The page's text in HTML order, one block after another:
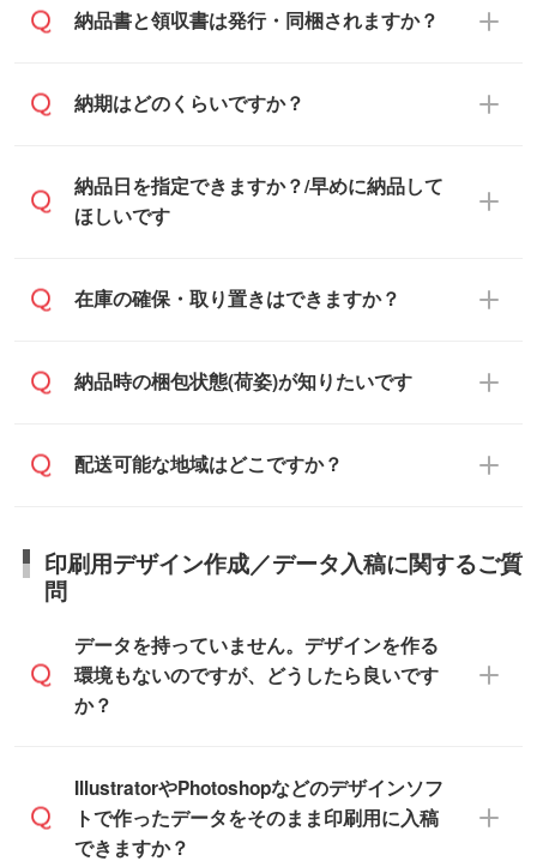
基本的には先入金をお願いしております
に対応可能です。
人様からご注文いただく場合でも、お支払
い元が学校や幼稚園・保育園であれば、同
す。
納品書と領収書は発行・同梱されますか？
納品書・領収書は ご依頼をいただいた場合
でお送りします。
原本の郵送をご希望の場合は、担当スタッ
備考欄』よりお知らせください。
納期はどのくらいですか？
・印刷する場合(500個程度)
ご入金、イメージ画像の校了から約2週間
・商品のみ注文する場合(サンプル購入を含
ます。
納期は商品や数量、印刷方法、ご納品場
ュール」に注文予定日をご入力いただく
と、おおよその締切日や出荷目安をご確認
いただけます。
商品在庫や印刷ラインを確保するために
をお願いいたします。
※土日祝日を除く営業日換算です。
納品日を指定できますか？/早めに納品して
ほしいです
ご希望の納期がある場合は、お問い合わ
在庫状況や印刷スケジュールを確認のう
短5営業日で出荷可能な商品もご用意してお
商品ページにてご確認ください
在庫の確保・取り置きはできますか？
ご入金確認後に在庫を確保し、注文確定の
ださい。
納品時の梱包状態(荷姿)が知りたいです
商品によって異なります。各ページにある
います。(白箱、化粧箱、ブリスターパック
など)
います。(透明袋、デザイン袋など)
【個包装なし】 個包装がされていない状
態で納品します。
配送可能な地域はどこですか？
日本全国へお届けが可能です。なお、海外
への直接納品は行っておりませんので予め
印刷用デザイン作成／データ入稿に関するご質
問
データを持っていません。デザインを作る
環境もないのですが、どうしたら良いです
か？
無料の「デザインシミュレーター」を使え
ば、PCやスマホから簡単にデザインを作成
できます。スタンプやテンプレートも豊富
IllustratorやPhotoshopなどのデザインソフ
トで作ったデータをそのまま印刷用に入稿
できますか？